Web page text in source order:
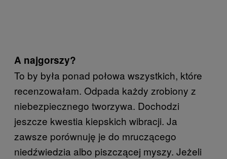
A najgorszy?
To by była ponad połowa wszystkich, które
recenzowałam. Odpada każdy zrobiony z
niebezpiecznego tworzywa. Dochodzi
jeszcze kwestia kiepskich wibracji. Ja
zawsze porównuję je do mruczącego
niedźwiedzia albo piszczącej myszy. Jeżeli